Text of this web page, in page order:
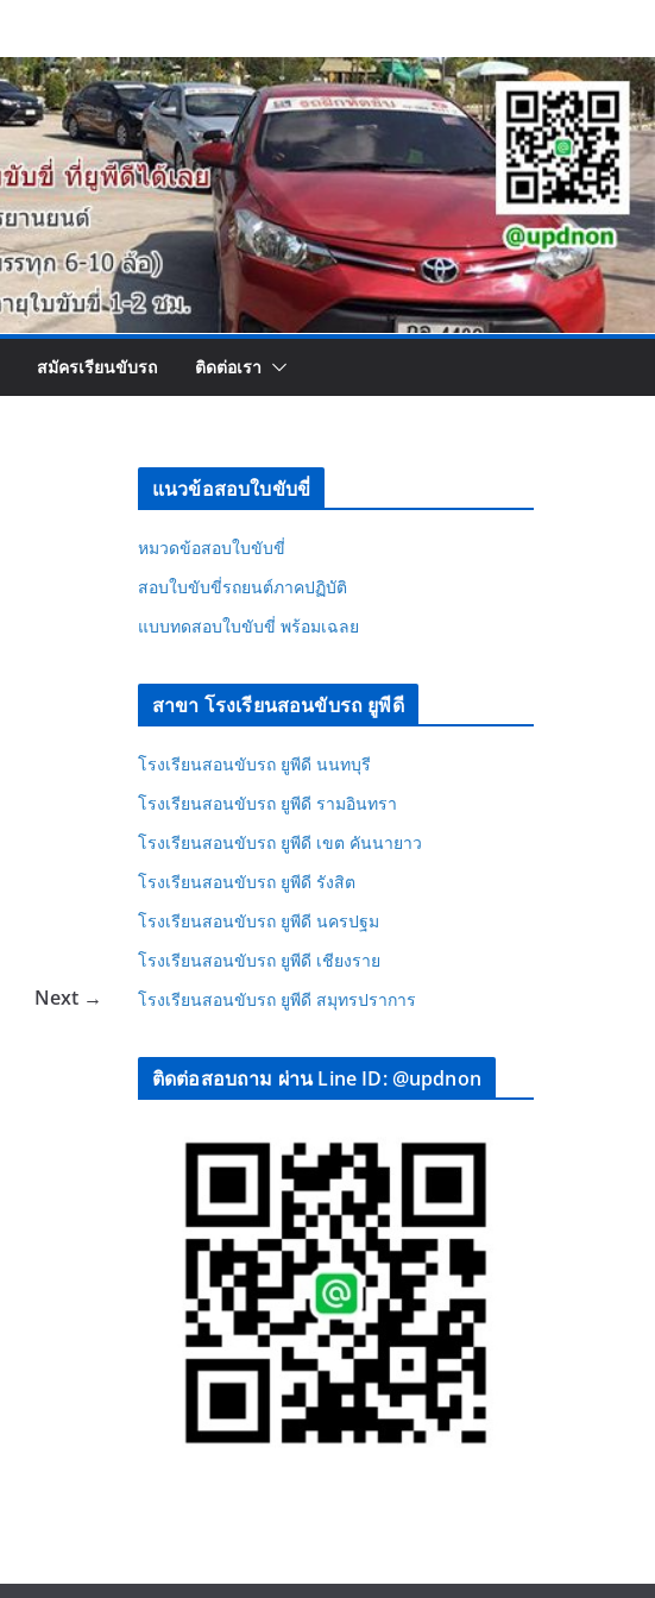
สมัครเรียนขับรถ ติดต่อเรา
Next →
แนวข้อสอบใบขับขี่
หมวดข้อสอบใบขับขี่
สอบใบขับขี่รถยนต์ภาคปฏิบัติ
แบบทดสอบใบขับขี่ พร้อมเฉลย
สาขา โรงเรียนสอนขับรถ ยูพีดี
โรงเรียนสอนขับรถ ยูพีดี นนทบุรี
โรงเรียนสอนขับรถ ยูพีดี รามอินทรา
โรงเรียนสอนขับรถ ยูพีดี เขต คันนายาว
โรงเรียนสอนขับรถ ยูพีดี รังสิต
โรงเรียนสอนขับรถ ยูพีดี นครปฐม
โรงเรียนสอนขับรถ ยูพีดี เชียงราย
โรงเรียนสอนขับรถ ยูพีดี สมุทรปราการ
ติดต่อสอบถาม ผ่าน Line ID: @updnon